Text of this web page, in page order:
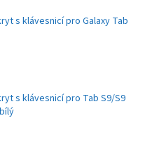
s klávesnicí pro Galaxy Tab
s klávesnicí pro Tab S9/S9